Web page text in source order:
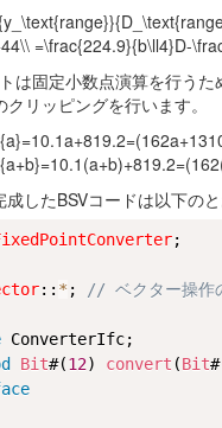
=\frac{224.9}{b\ll4}D-
は固定小数点演算を行う
リッピングを行います。
したBSVコードは以下のと
;
:: * ; // ベクター操作
ConverterIfc;
Bit#(12) convert (Bit